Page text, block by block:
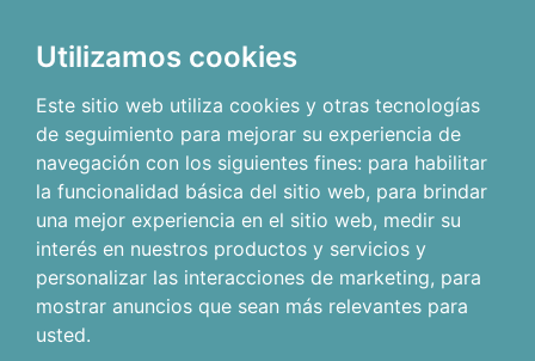
Utilizamos cookies
Este sitio web utiliza cookies y otras tecnologías
de seguimiento para mejorar su experiencia de
navegación con los siguientes fines: para habilitar
la funcionalidad básica del sitio web, para brindar
una mejor experiencia en el sitio web, medir su
interés en nuestros productos y servicios y
personalizar las interacciones de marketing, para
mostrar anuncios que sean más relevantes para
usted.